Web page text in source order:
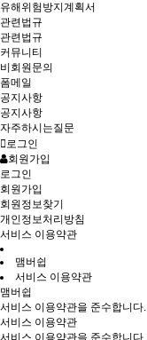
유해위험방지계획서
관련법규
관련법규
커뮤니티
비회원문의
폼메일
공지사항
공지사항
자주하시는질문
로그인
회원가입
로그인
회원가입
회원정보찾기
개인정보처리방침
서비스 이용약관
맴버쉽
서비스 이용약관
맴버쉽
서비스 이용약관을 준수합니다.
서비스 이용약관
서비스 이용약관을 준수합니다.